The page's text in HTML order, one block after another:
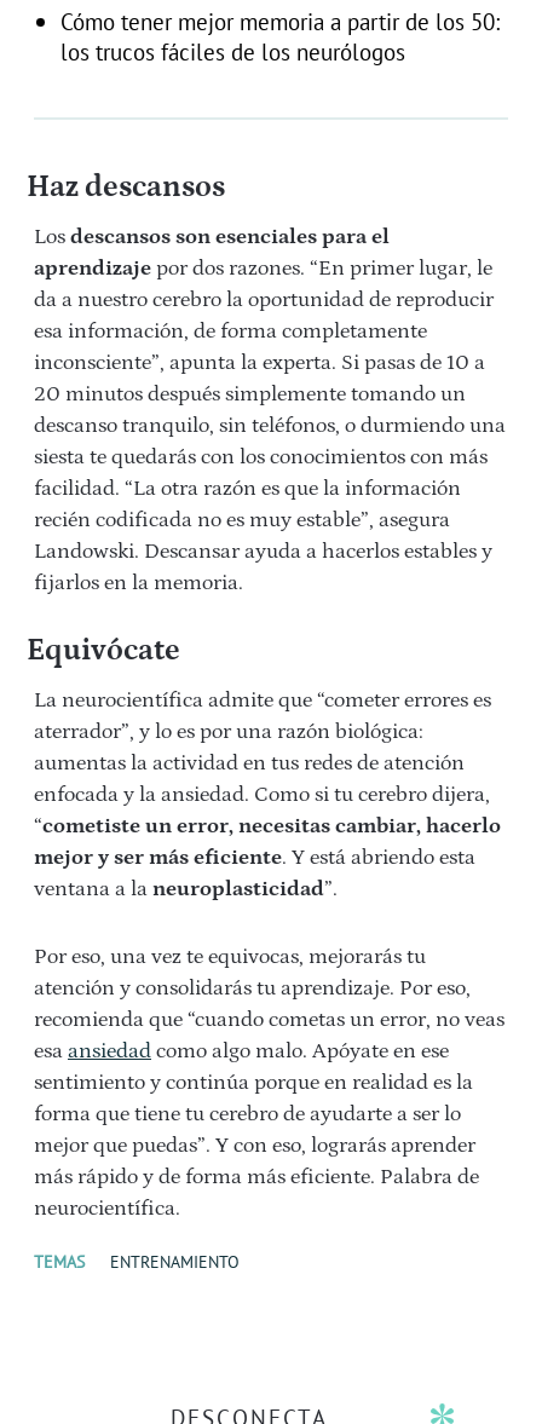
Cómo tener mejor memoria a partir de los 50:
los trucos fáciles de los neurólogos
Haz descansos
Los descansos son esenciales para el
aprendizaje por dos razones. “En primer lugar, le
da a nuestro cerebro la oportunidad de reproducir
esa información, de forma completamente
inconsciente”, apunta la experta. Si pasas de 10 a
20 minutos después simplemente tomando un
descanso tranquilo, sin teléfonos, o durmiendo una
siesta te quedarás con los conocimientos con más
facilidad. “La otra razón es que la información
recién codificada no es muy estable”, asegura
Landowski. Descansar ayuda a hacerlos estables y
fijarlos en la memoria.
Equivócate
La neurocientífica admite que “cometer errores es
aterrador”, y lo es por una razón biológica:
aumentas la actividad en tus redes de atención
enfocada y la ansiedad. Como si tu cerebro dijera,
“cometiste un error, necesitas cambiar, hacerlo
mejor y ser más eficiente. Y está abriendo esta
ventana a la neuroplasticidad”.
Por eso, una vez te equivocas, mejorarás tu
atención y consolidarás tu aprendizaje. Por eso,
recomienda que “cuando cometas un error, no veas
esa ansiedad como algo malo. Apóyate en ese
sentimiento y continúa porque en realidad es la
forma que tiene tu cerebro de ayudarte a ser lo
mejor que puedas”. Y con eso, lograrás aprender
más rápido y de forma más eficiente. Palabra de
neurocientífica.
TEMAS ENTRENAMIENTO
DESCONECTA